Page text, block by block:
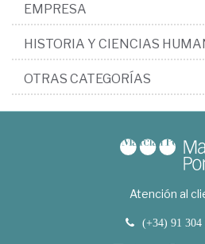
EMPRESA
HISTORIA Y CIENCIAS
OTRAS CATEGORÍAS
Atención al
(+34) 91 304